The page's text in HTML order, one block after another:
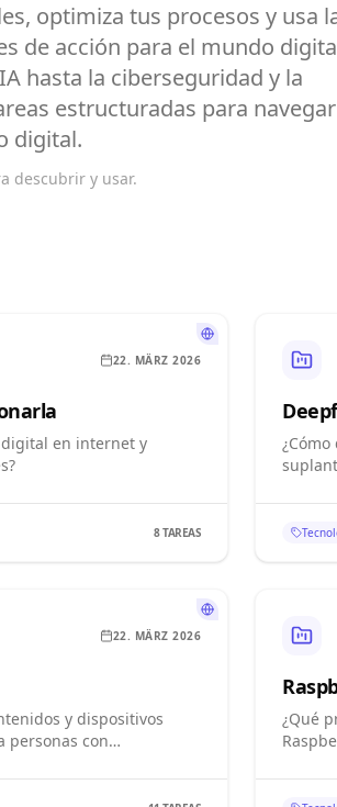
optimiza tus procesos y usa
de acción para el mundo
hasta la ciberseguridad y la
estructuradas para
digital.
descubrir y usar.
22. MÄRZ 2026
en internet y
8TAREAS
22. MÄRZ 2026
y dispositivos
personas con
¿Qué